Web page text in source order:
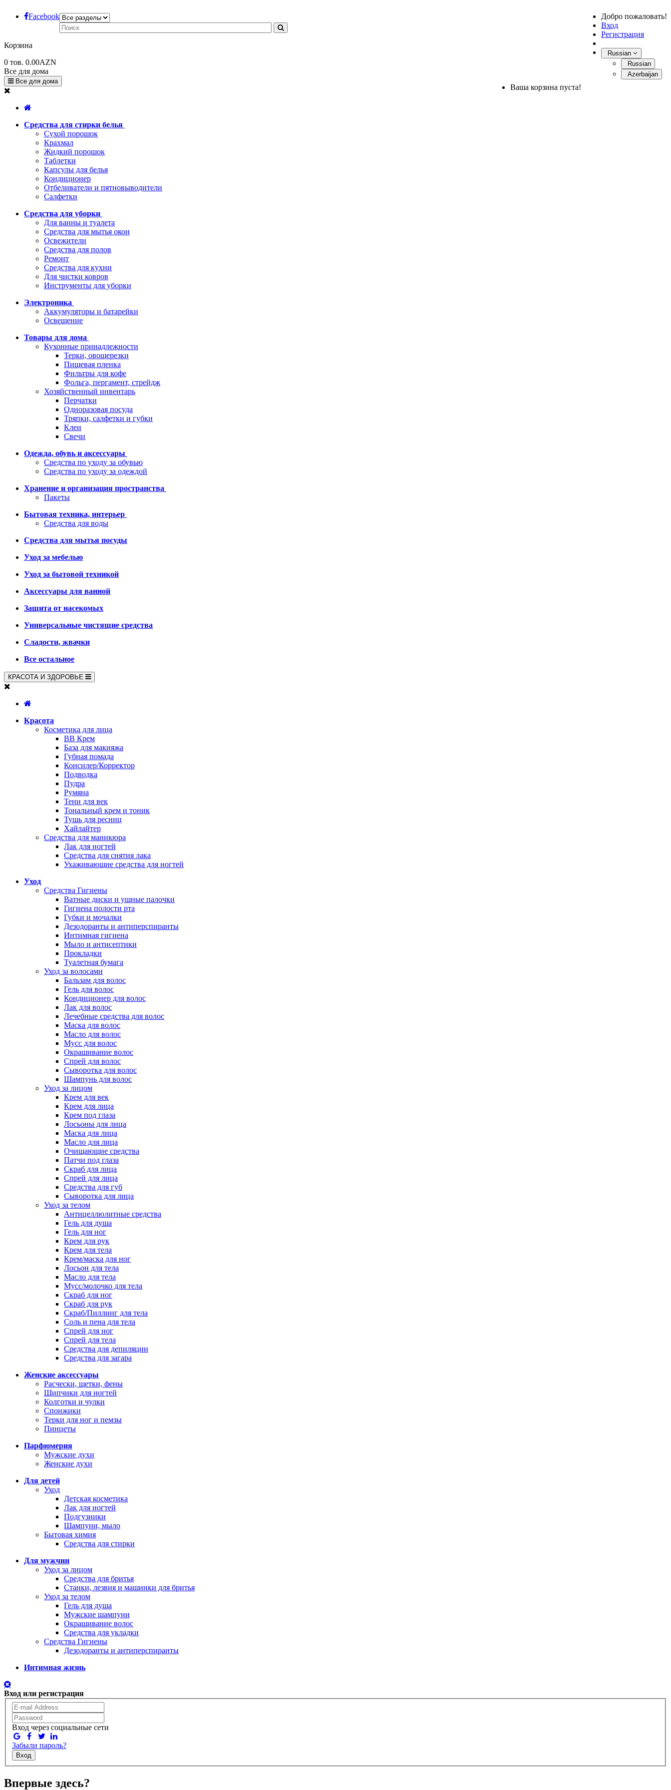
Facebook
Добро пожаловать!
Вход
Регистрация
Russian
Russian
Azerbaijan
Корзина
0 тов. 0.00AZN
Ваша корзина пуста!
Все для дома
Все для дома
Средства для стирки белья
Сухой порошок
Крахмал
Жидкий порошок
Таблетки
Капсулы для белья
Кондиционер
Отбеливатели и пятновыводители
Салфетки
Средства для уборки
Для ванны и туалета
Средства для мытья окон
Освежители
Средства для полов
Ремонт
Средства для кухни
Для чистки ковров
Инструменты для уборки
Электроника
Аккумуляторы и батарейки
Освещение
Товары для дома
Кухонные принадлежности
Терки, овощерезки
Пищевая пленка
Фильтры для кофе
Фольга, пергамент, стрейдж
Хозяйственный инвентарь
Перчатки
Одноразовая посуда
Тряпки, салфетки и губки
Клеи
Свечи
Одежда, обувь и аксессуары
Средства по уходу за обувью
Средства по уходу за одеждой
Хранение и организация пространства
Пакеты
Бытовая техника, интерьер
Средства для воды
Средства для мытья посуды
Уход за мебелью
Уход за бытовой техникой
Аксессуары для ванной
Защита от насекомых
Универсальные чистящие средства
Сладости, жвачки
Все остальное
КРАСОТА И ЗДОРОВЬЕ
Красота
Косметика для лица
BB Крем
База для макияжа
Губная помада
Консилер/Корректор
Подводка
Пудра
Румяна
Тени для век
Тональный крем и тоник
Тушь для ресниц
Хайлайтер
Средства для маникюра
Лак для ногтей
Средства для снятия лака
Ухаживающие средства для ногтей
Уход
Средства Гигиены
Ватные диски и ушные палочки
Гигиена полости рта
Губки и мочалки
Дезодоранты и антиперспиранты
Интимная гигиена
Мыло и антисептики
Прокладки
Туалетная бумага
Уход за волосами
Бальзам для волос
Гель для волос
Кондиционер для волос
Лак для волос
Лечебные средства для волос
Маска для волос
Масло для волос
Мусс для волос
Окрашивание волос
Спрей для волос
Сыворотка для волос
Шампунь для волос
Уход за лицом
Крем для век
Крем для лица
Крем под глаза
Лосьоны для лица
Маска для лица
Масло для лица
Очищающие средства
Патчи под глаза
Скраб для лица
Спрей для лица
Средства для губ
Сыворотка для лица
Уход за телом
Антицеллюлитные средства
Гель для душа
Гель для ног
Крем для рук
Крем для тела
Крем/маска для ног
Лосьон для тела
Масло для тела
Мусс/молочко для тела
Скраб для ног
Скраб для рук
Скраб/Пиллинг для тела
Соль и пена для тела
Спрей для ног
Спрей для тела
Средства для депиляции
Средства для загара
Женские аксессуары
Расчески, щетки, фены
Щипчики для ногтей
Колготки и чулки
Спонжики
Терки для ног и пемзы
Пинцеты
Парфюмерия
Мужские духи
Женские духи
Для детей
Уход
Детская косметика
Лак для ногтей
Подгузники
Шампуни, мыло
Бытовая химия
Средства для стирки
Для мужчин
Уход за лицом
Средства для бритья
Станки, лезвия и машинки для бритья
Уход за телом
Гель для душа
Мужские шампуни
Окрашивание волос
Средства для укладки
Средства Гигиены
Дезодоранты и антиперспиранты
Интимная жизнь
Вход или регистрация
Вход через социальные сети
Забыли пароль?
Вход
Впервые здесь?